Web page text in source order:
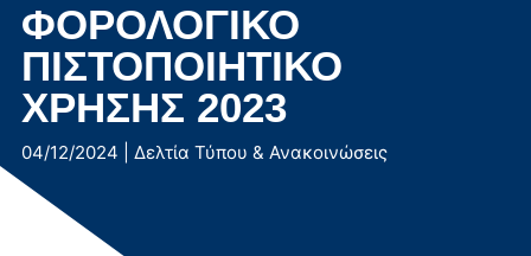
ΦΟΡΟΛΟΓΙΚΟ
ΠΙΣΤΟΠΟΙΗΤΙΚΟ
ΧΡΗΣΗΣ 2023
04/12/2024 Δελτία Τύπου & Ανακοινώσεις